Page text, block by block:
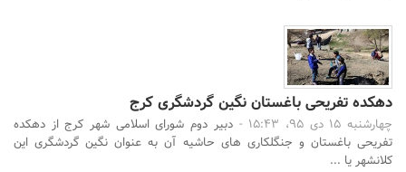
دهکده تفریحی باغستان نگین گردشگری کرج
چهارشنبه 15 دی 95، 15:43 -
دبیر دوم شورای اسلامی شهر کرج از دهکده
تفریحی باغستان و جنگلکاری های حاشیه آن به عنوان نگین گردشگری این
کلانشهر یا ...